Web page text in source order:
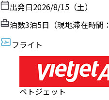
出発日2026/8/15（土）
泊数3泊5日（現地滞在時間：
フライト
ベトジェット